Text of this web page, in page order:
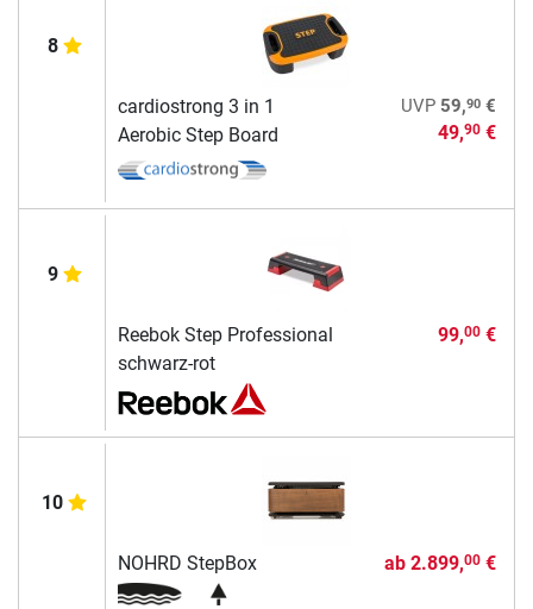
8
cardiostrong 3 in 1
Aerobic Step Board
UVP 59,90€
49,90€
9
Reebok Step Professional
schwarz-rot
99,00€
10
NOHRD StepBox ab 2.899,00€